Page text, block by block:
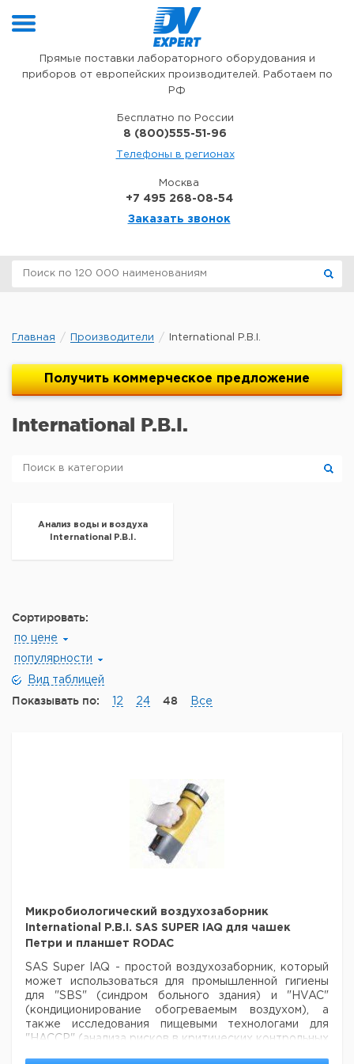
Прямые поставки лабораторного оборудования и
приборов от европейских производителей. Работаем по
РФ
Бесплатно по России
8 (800)555-51-96
Телефоны в регионах
Москва
+7 495 268-08-54
Заказать звонок
Главная Производители International P.B.I.
Получить коммерческое предложение
International P.B.I.
Анализ воды и воздуха
International P.B.I.
Сортировать:
по цене
популярности
Вид таблицей
Показывать по: 12 24 48 Все
Микробиологический воздухозаборник
International P.B.I. SAS SUPER IAQ для чашек
Петри и планшет RODAC
SAS Super IAQ - простой воздухозаборник, который
может использоваться для промышленной гигиены
для "SBS" (синдром больного здания) и "HVAC"
(кондиционирование обогреваемым воздухом), а
также исследования пищевыми технологами для
"HACCP" (анализа рисков в критических контрольных